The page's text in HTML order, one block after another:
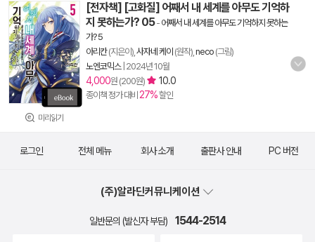
미리읽기
[전자책] [고화질] 어째서 내 세계를 아무도 기억하
지 못하는가? 05- 어째서 내 세계를 아무도 기억하지 못하는
가? 5
아리칸(지은이), 사자네 케이 (원작), neco (그림)
노엔코믹스| 2024년 10월
4,000원 (200원) 10.0
종이책 정가 대비 27%할인
로그인 전체 메뉴 회사 소개 출판사 안내 PC 버전
(주)알라딘커뮤니케이션
일반문의 (발신자 부담) 1544-2514